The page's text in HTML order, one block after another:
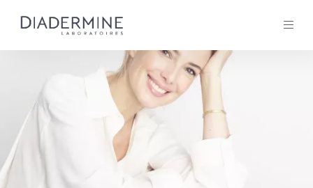
Tous les Produit
ACCUEIL